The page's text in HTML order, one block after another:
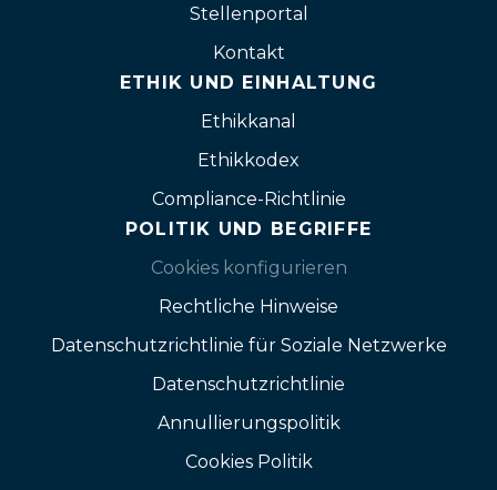
Stellenportal
Kontakt
ETHIK UND EINHALTUNG
Ethikkanal
Ethikkodex
Compliance-Richtlinie
POLITIK UND BEGRIFFE
Cookies konfigurieren
Rechtliche Hinweise
Datenschutzrichtlinie für Soziale Netzwerke
Datenschutzrichtlinie
Annullierungspolitik
Cookies Politik